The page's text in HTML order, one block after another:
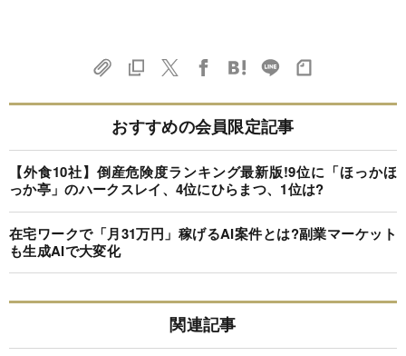
おすすめの会員限定記事
【外食10社】倒産危険度ランキング最新版!9位に「ほっかほ
っか亭」のハークスレイ、4位にひらまつ、1位は?
在宅ワークで「月31万円」稼げるAI案件とは?副業マーケット
も生成AIで大変化
関連記事